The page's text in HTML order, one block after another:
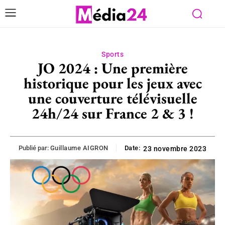
Sports
JO 2024 : Une première
historique pour les jeux avec
une couverture télévisuelle
24h/24 sur France 2 & 3 !
Publié par: Guillaume AIGRON Date: 23 novembre 2023